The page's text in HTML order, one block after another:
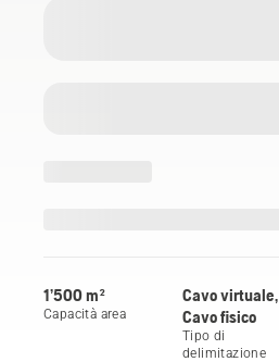
1’500 m²
Capacità area
Cavo virtuale,
Cavo fisico
Tipo di
delimitazione